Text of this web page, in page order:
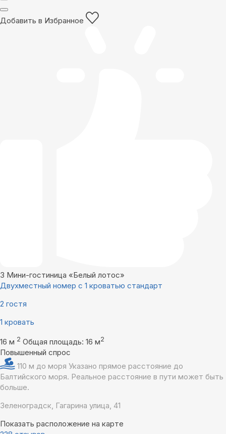
Добавить в Избранное
3 Мини-гостиница «Белый лотос»
Двухместный номер с 1 кроватью стандарт
2 гостя
1 кровать
16 м 2 Общая площадь: 16 м2
Повышенный спрос
110 м до моря Указано прямое расстояние до
Балтийского моря. Реальное расстояние в пути может быть
больше.
Зеленоградск, Гагарина улица, 41
Показать расположение на карте